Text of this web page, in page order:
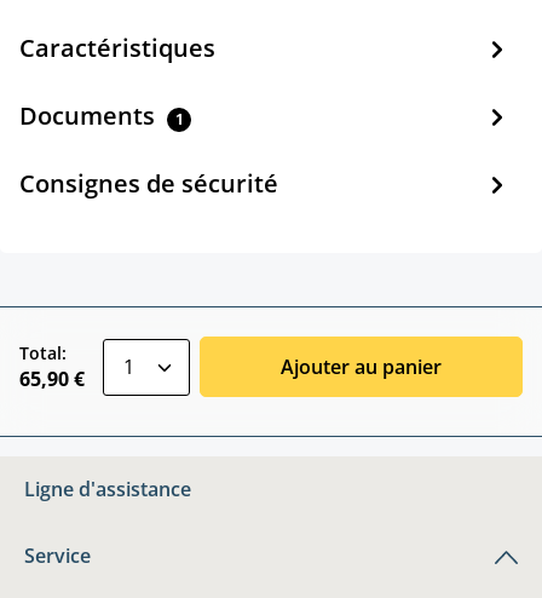
Caractéristiques
Documents 1
Consignes de sécurité
Total:
65,90 € Ajouter au panier
Ligne d'assistance
Service